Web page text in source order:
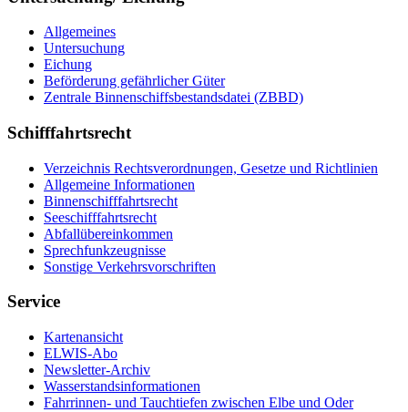
Allgemeines
Untersuchung
Eichung
Beförderung gefährlicher Güter
Zentrale Binnenschiffsbestandsdatei (ZBBD)
Schifffahrtsrecht
Verzeichnis Rechtsverordnungen, Gesetze und Richtlinien
Allgemeine Informationen
Binnenschifffahrtsrecht
Seeschifffahrtsrecht
Abfallübereinkommen
Sprechfunkzeugnisse
Sonstige Verkehrsvorschriften
Service
Kartenansicht
ELWIS-Abo
Newsletter-Archiv
Wasserstandsinformationen
Fahrrinnen- und Tauchtiefen zwischen Elbe und Oder